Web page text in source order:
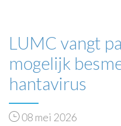
LUMC vangt
mogelijk
hantavirus
08 mei 2026